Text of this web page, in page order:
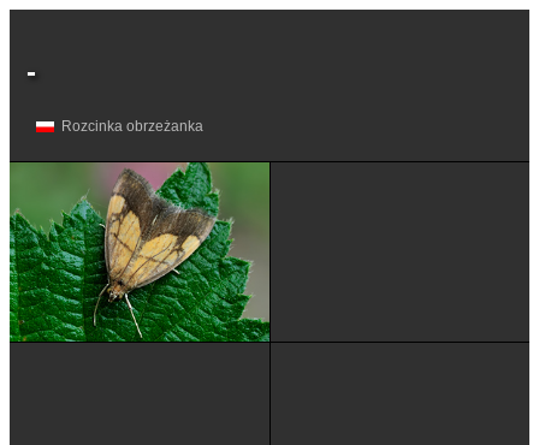
-
Rozcinka obrzeżanka